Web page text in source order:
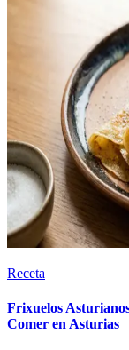
Receta
Frixuelos
Comer en Asturias